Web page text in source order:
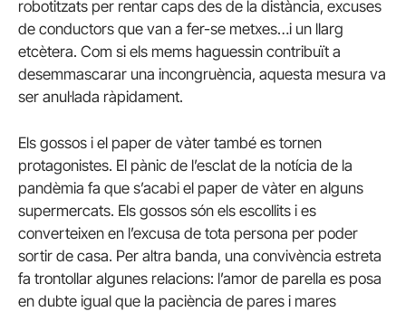
robotitzats per rentar caps des de la distància, excuses
de conductors que van a fer-se metxes…i un llarg
etcètera. Com si els mems haguessin contribuït a
desemmascarar una incongruència, aquesta mesura va
ser anul·lada ràpidament.
Els gossos i el paper de vàter també es tornen
protagonistes. El pànic de l’esclat de la notícia de la
pandèmia fa que s’acabi el paper de vàter en alguns
supermercats. Els gossos són els escollits i es
converteixen en l’excusa de tota persona per poder
sortir de casa. Per altra banda, una convivència estreta
fa trontollar algunes relacions: l’amor de parella es posa
en dubte igual que la paciència de pares i mares